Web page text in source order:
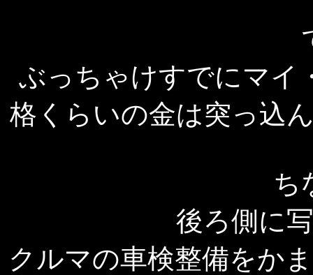
ぶっちゃけすでにマイ
格くらいの金は突っ込
ち
後ろ側に
クルマの車検整備をか